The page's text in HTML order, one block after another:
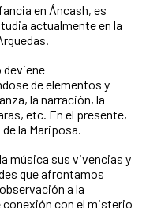
en Áncash, es
actualmente en la
deviene
de elementos y
la narración, la
etc. En el presente,
la Mariposa.
música sus vivencias y
que afrontamos
a la
con el misterio